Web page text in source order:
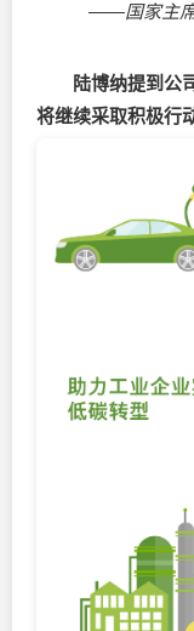
——国家主席习
陆博纳提到公
将继续采取积极行